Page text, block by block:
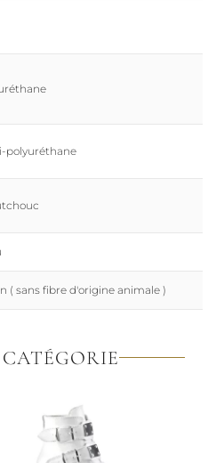
polyuréthane
( sans fibre d'origine animale )